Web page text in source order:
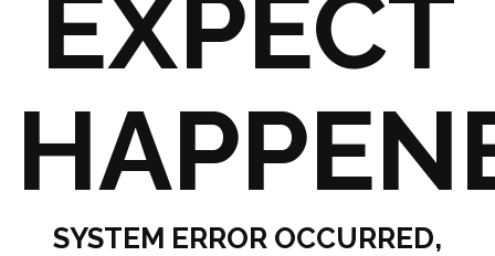
EXPECT
SYSTEM ERROR OCCURRED,